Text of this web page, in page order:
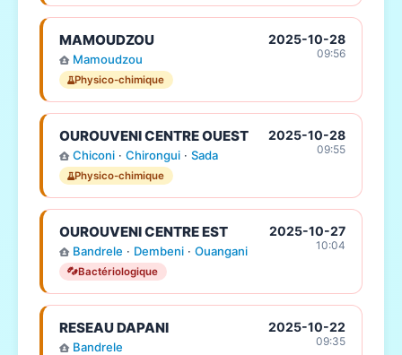
MAMOUDZOU
Mamoudzou
Physico-chimique
2025-10-28
09:56
OUROUVENI CENTRE OUEST
Chiconi· Chirongui· Sada
Physico-chimique
2025-10-28
09:55
OUROUVENI CENTRE EST
Bandrele · Dembeni· Ouangani
Bactériologique
2025-10-27
10:04
RESEAU DAPANI
Bandrele
2025-10-22
09:35